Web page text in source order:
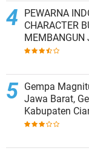
PEWARNA
CHARACTER
MEMBANGUN
Gempa
Jawa Barat,
Kabupaten